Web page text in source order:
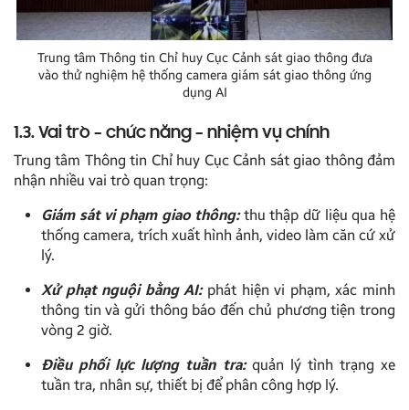
Trung tâm Thông tin Chỉ huy Cục Cảnh sát giao thông đưa
vào thử nghiệm hệ thống camera giám sát giao thông ứng
dụng AI
1.3. Vai trò – chức năng – nhiệm vụ chính
Trung tâm Thông tin Chỉ huy Cục Cảnh sát giao thông đảm
nhận nhiều vai trò quan trọng:
Giám sát vi phạm giao thông: thu thập dữ liệu qua hệ
thống camera, trích xuất hình ảnh, video làm căn cứ xử
lý.
Xử phạt nguội bằng AI: phát hiện vi phạm, xác minh
thông tin và gửi thông báo đến chủ phương tiện trong
vòng 2 giờ.
Điều phối lực lượng tuần tra: quản lý tình trạng xe
tuần tra, nhân sự, thiết bị để phân công hợp lý.